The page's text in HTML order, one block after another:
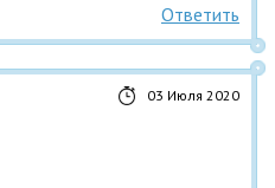
Ответить
03 Июля 2020